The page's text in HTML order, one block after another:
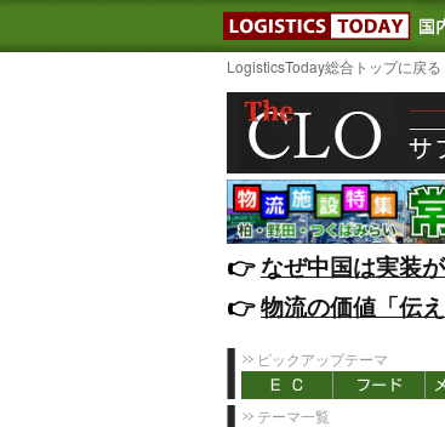
LogisticsToday総合トップに戻る
👉️なぜ中国は実装
👉️物流の価値「伝
ピックアップテーマ
テーマ一覧